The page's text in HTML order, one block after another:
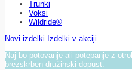
Trunki
Voksi
Wildride®
Novi izdelki Izdelki v akciji
Naj bo potovanje ali potepanje z
brezskrben družinski dopust.